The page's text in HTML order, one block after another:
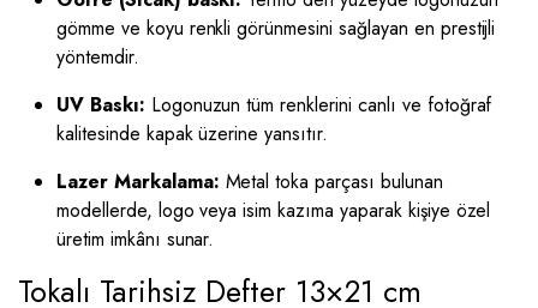
gömme ve koyu renkli görünmesini sağlayan en prestijli
yöntemdir.
UV Baskı: Logonuzun tüm renklerini canlı ve fotoğraf
kalitesinde kapak üzerine yansıtır.
Lazer Markalama: Metal toka parçası bulunan
modellerde, logo veya isim kazıma yaparak kişiye özel
üretim imkânı sunar.
Tokalı Tarihsiz Defter 13×21 cm